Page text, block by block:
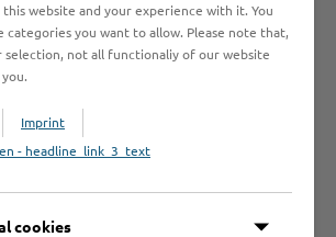
website and your experience with it. You
categories you want to allow. Please note that,
selection, not all functionaliy of our website
Imprint
- headline_link_3_text
cookies